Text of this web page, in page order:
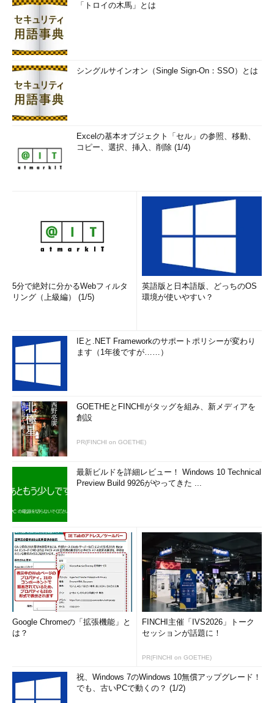
「トロイの木馬」とは
シングルサインオン（Single Sign-On：SSO）とは
Excelの基本オブジェクト「セル」の参照、移動、
コピー、選択、挿入、削除 (1/4)
5分で絶対に分かるWebフィルタ
リング（上級編） (1/5)
英語版と日本語版、どっちのOS
環境が使いやすい？
IEと.NET Frameworkのサポートポリシーが変わり
ます（1年後ですが……）
GOETHEとFINCHIがタッグを組み、新メディアを
創設
PR(FINCHI on GOETHE)
最新ビルドを詳細レビュー！ Windows 10 Technical
Preview Build 9926がやってきた ...
Google Chromeの「拡張機能」と
は？
FINCHI主催「IVS2026」トーク
セッションが話題に！
PR(FINCHI on GOETHE)
祝、Windows 7のWindows 10無償アップグレード！
でも、古いPCで動くの？ (1/2)